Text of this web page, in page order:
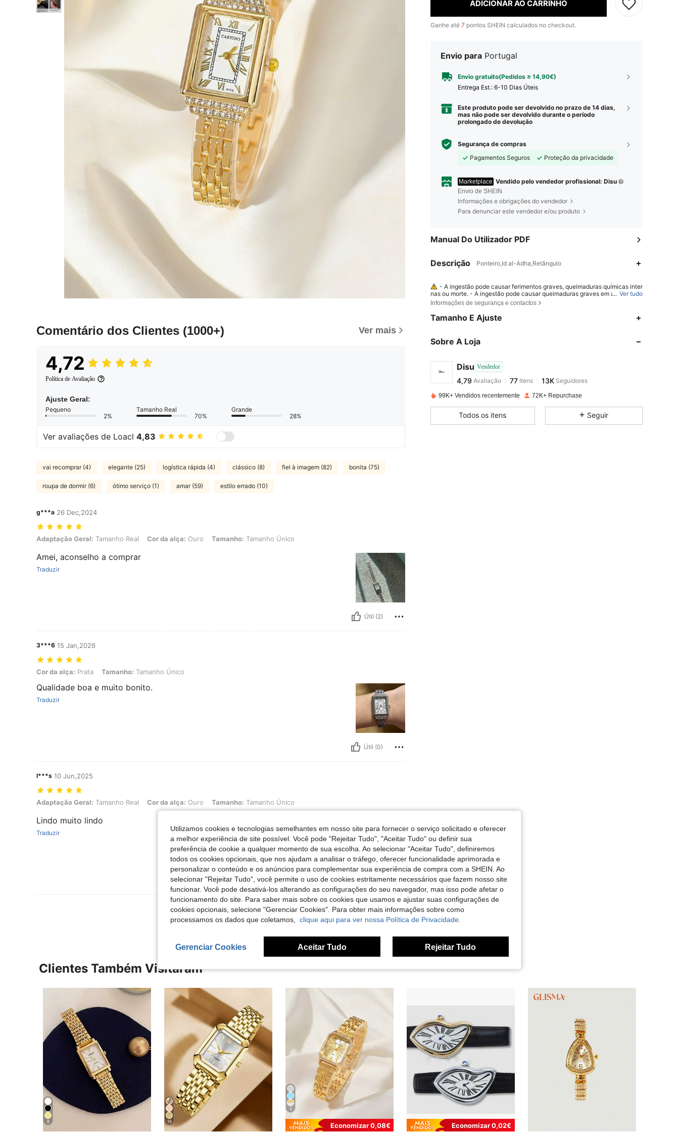
Comentário dos Clientes (1000+) Ver mais
4,72
Política de Avaliação
Ajuste Geral:
Pequeno
2%
Tamanho Real
70%
Grande
28%
Ver avaliações de Loacl 4,83
vai recomprar (4) elegante (25) logística rápida (4) clássico (8) fiel à imagem (82) bonita (75)
roupa de dormir (6) ótimo serviço (1) amar (59) estilo errado (10)
g***a 26 Dec,2024
Adaptação Geral: Tamanho Real, Cor da alça: Ouro, Tamanho: Tamanho Único
Adaptação Geral: Tamanho Real Cor da alça: Ouro Tamanho: Tamanho Único
Amei, aconselho a comprar
Traduzir
Útil (2)
3***6 15 Jan,2026
Cor da alça: Prata, Tamanho: Tamanho Único
Cor da alça: Prata Tamanho: Tamanho Único
Qualidade boa e muito bonito.
Traduzir
Útil (0)
I***s 10 Jun,2025
Adaptação Geral: Tamanho Real, Cor da alça: Ouro, Tamanho: Tamanho Único
Adaptação Geral: Tamanho Real Cor da alça: Ouro Tamanho: Tamanho Único
Lindo muito lindo
Traduzir
Útil (0)
Ver Mais Avaliações
ADICIONAR AO CARRINHO
Ganhe até 7 pontos SHEIN calculados no checkout.
Envio para Portugal
Envio gratuito(Pedidos ≥ 14,90€)
Entrega Est.: 6-10 Dias Úteis
Este produto pode ser devolvido no prazo de 14 dias,
mas não pode ser devolvido durante o período
prolongado de devolução
Segurança de compras
Pagamentos Seguros
Proteção da privacidade
Marketplace Vendido pelo vendedor profissional: Disu
Envio de SHEIN
Informações e obrigações do vendedor
Para denunciar este vendedor e/ou produto
Manual Do Utilizador PDF
Descrição Ponteiro,Id al-Adha,Retângulo
- A ingestão pode causar ferimentos graves, queimaduras químicas inter
nas ou morte. - A ingestão pode causar queimaduras graves em apenas 2 h
oras. - Se houver suspeita de ingestão ou inserção de uma pilha em qualqu
er parte do corpo, procure atendimento médico imediatamente. - Mantenha
pilhas novas e usadas longe do alcance de crianças. - Certifique-se de que
o compartimento da pilha esteja sempre bem fechado.
... Ver tudo
Informações de segurança e contactos
Tamanho E Ajuste
Sobre A Loja
Disu Vendedor
4,79
4,79
Avaliação
a***epago1 dia atrás
99K+ Vendidos recentemente 72K+ Repurchase
Todos os itens Seguir
Clientes Também Visitaram
8 16
5
Economizar 0,08€ Economizar 0,02€
Utilizamos cookies e tecnologias semelhantes em nosso site para fornecer o serviço solicitado e oferecer
a melhor experiência de site possível. Você pode "Rejeitar Tudo", "Aceitar Tudo" ou definir sua
preferência de cookie a qualquer momento de sua escolha. Ao selecionar "Aceitar Tudo", definiremos
todos os cookies opcionais, que nos ajudam a analisar o tráfego, oferecer funcionalidade aprimorada e
personalizar o conteúdo e os anúncios para complementar sua experiência de compra com a SHEIN. Ao
selecionar "Rejeitar Tudo", você permite o uso de cookies estritamente necessários que fazem nosso site
funcionar. Você pode desativá-los alterando as configurações do seu navegador, mas isso pode afetar o
funcionamento do site. Para saber mais sobre os cookies que usamos e ajustar suas configurações de
cookies opcionais, selecione "Gerenciar Cookies". Para obter mais informações sobre como
processamos os dados que coletamos, clique aqui para ver nossa Política de Privacidade.
Gerenciar Cookies Aceitar Tudo Rejeitar Tudo